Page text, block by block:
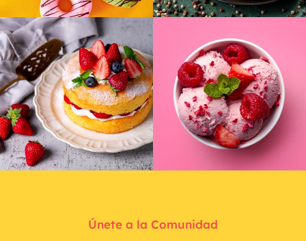
Únete a la Comunidad